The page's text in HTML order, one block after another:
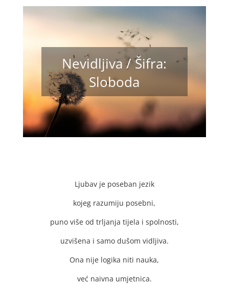
Nevidljiva / Šifra:
Sloboda
Ljubav je poseban jezik
kojeg razumiju posebni,
puno više od trljanja tijela i spolnosti,
uzvišena i samo dušom vidljiva.
Ona nije logika niti nauka,
već naivna umjetnica.